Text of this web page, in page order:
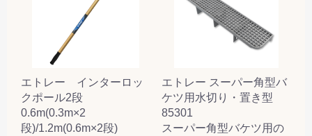
エトレー インターロッ
クポール2段
0.6m(0.3m×2
段)/1.2m(0.6m×2段)
エトレー スーパー角型バ
ケツ用水切り・置き型
85301
スーパー角型バケツ用の